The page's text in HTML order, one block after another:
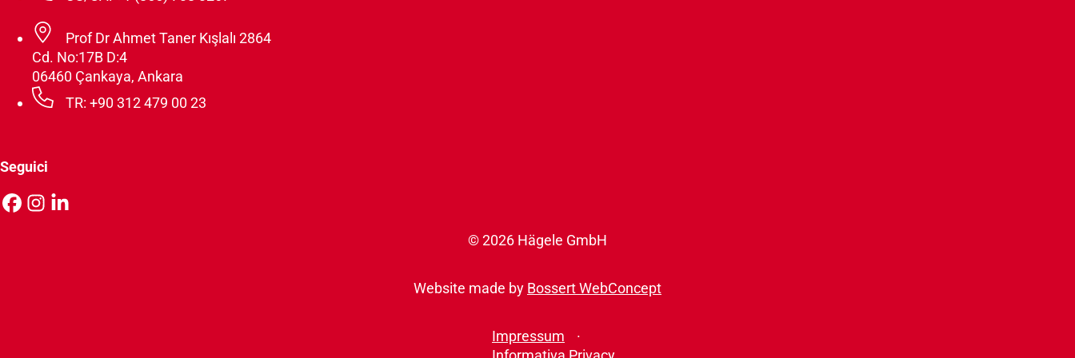
Prof Dr Ahmet Taner Kışlalı 2864
Cd. No:17B D:4
06460 Çankaya, Ankara
TR: +90 312 479 00 23
Seguici
© 2026 Hägele GmbH
Website made by Bossert WebConcept
Impressum